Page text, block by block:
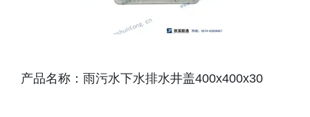
产品名称：雨污水下水排水井盖400x400x30